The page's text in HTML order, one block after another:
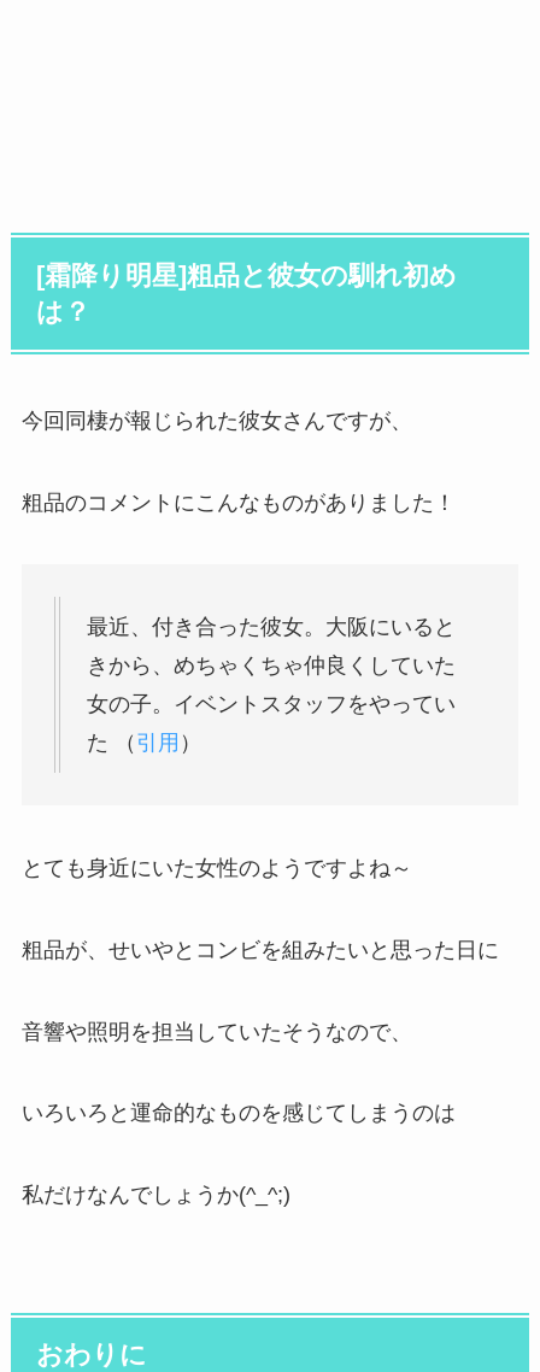
[霜降り明星]粗品と彼女の馴れ初め
は？
今回同棲が報じられた彼女さんですが、
粗品のコメントにこんなものがありました！
最近、付き合った彼女。大阪にいると
きから、めちゃくちゃ仲良くしていた
女の子。イベントスタッフをやってい
た （ 引用 ）
とても身近にいた女性のようですよね～
粗品が、せいやとコンビを組みたいと思った日に
音響や照明を担当していたそうなので、
いろいろと運命的なものを感じてしまうのは
私だけなんでしょうか(^_^;)
おわりに